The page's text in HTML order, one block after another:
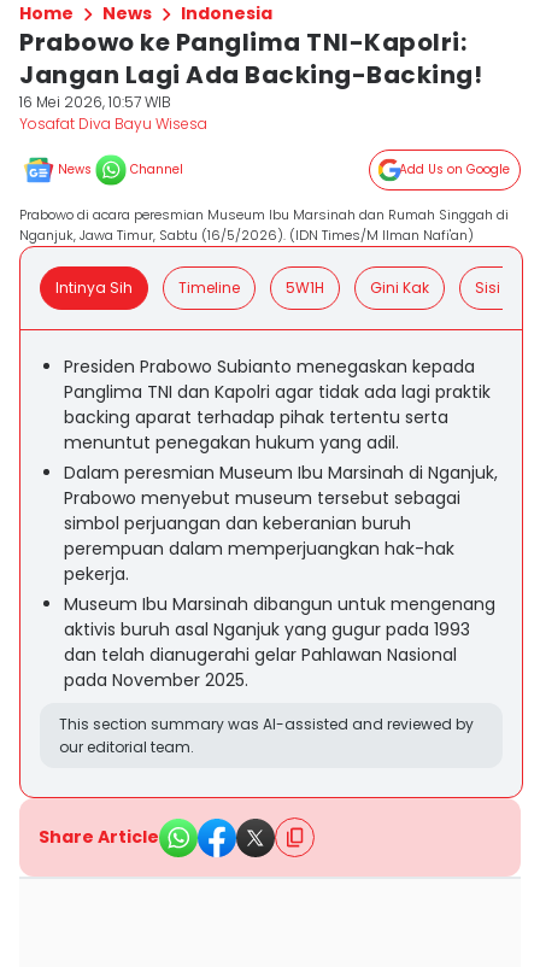
Home News Indonesia
Prabowo ke Panglima TNI-Kapolri:
Jangan Lagi Ada Backing-Backing!
16 Mei 2026, 10:57 WIB
Yosafat Diva Bayu Wisesa
News Channel Add Us on Google
Prabowo di acara peresmian Museum Ibu Marsinah dan Rumah Singgah di
Nganjuk, Jawa Timur, Sabtu (16/5/2026). (IDN Times/M Ilman Nafi'an)
Intinya Sih Timeline 5W1H Gini Kak Sisi
Presiden Prabowo Subianto menegaskan kepada
Panglima TNI dan Kapolri agar tidak ada lagi praktik
backing aparat terhadap pihak tertentu serta
menuntut penegakan hukum yang adil.
Dalam peresmian Museum Ibu Marsinah di Nganjuk,
Prabowo menyebut museum tersebut sebagai
simbol perjuangan dan keberanian buruh
perempuan dalam memperjuangkan hak-hak
pekerja.
Museum Ibu Marsinah dibangun untuk mengenang
aktivis buruh asal Nganjuk yang gugur pada 1993
dan telah dianugerahi gelar Pahlawan Nasional
pada November 2025.
This section summary was AI-assisted and reviewed by
our editorial team.
Share Article